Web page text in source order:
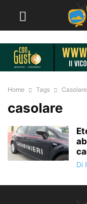
Home Tags Casolare
casolare
Di